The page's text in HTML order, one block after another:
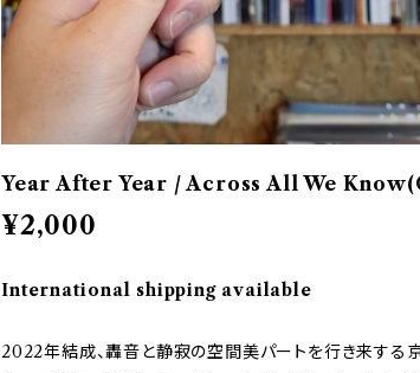
Year After Year / Across All We
¥2,000
International shipping available
2022年結成、轟音と静寂の空間美パートを行き来する